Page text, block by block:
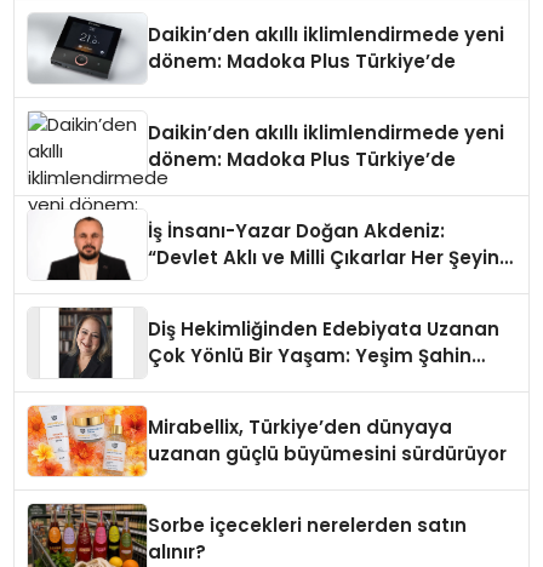
Daikin’den akıllı iklimlendirmede yeni
dönem: Madoka Plus Türkiye’de
Daikin’den akıllı iklimlendirmede yeni
dönem: Madoka Plus Türkiye’de
İş İnsanı-Yazar Doğan Akdeniz:
“Devlet Aklı ve Milli Çıkarlar Her Şeyin
Diş Hekimliğinden Edebiyata Uzanan
Çok Yönlü Bir Yaşam: Yeşim Şahin
Mirabellix, Türkiye’den dünyaya
uzanan güçlü büyümesini sürdürüyor
Sorbe içecekleri nerelerden satın
alınır?